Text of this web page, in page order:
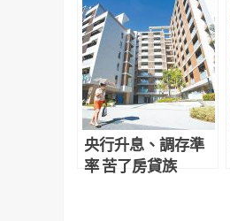
央行升息、調存準
率 苦了房貸族